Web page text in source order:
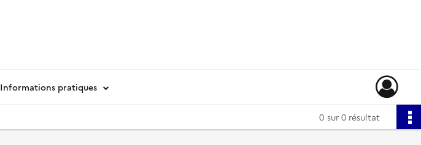
Informations pratiques
0 sur 0 résultat